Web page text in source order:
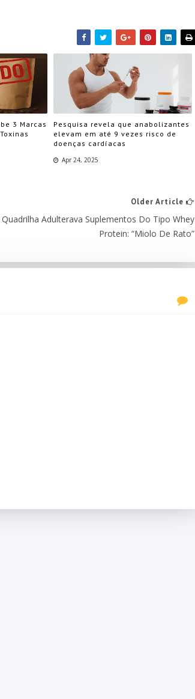
3 Marcas
Pesquisa revela que anabolizantes
elevam em até 9 vezes risco de
doenças cardíacas
Apr 24, 2025
Older Article
Quadrilha Adulterava Suplementos Do Tipo Whey
Protein: “Miolo De Rato”